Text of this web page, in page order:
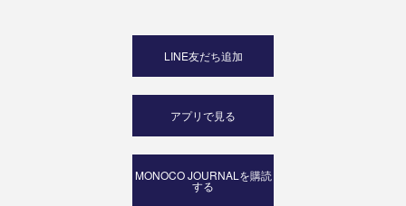
LINE友だち追加
アプリで見る
MONOCO JOURNALを購読
する